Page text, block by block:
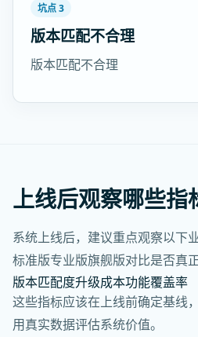
坑点 3
版本匹配不合理
版本匹配不合理
上线后观察哪些指
系统上线后，建议重点观察以下
标准版专业版旗舰版对比是否真正
版本匹配度升级成本功能覆盖率
这些指标应该在上线前确定基线
用真实数据评估系统价值。